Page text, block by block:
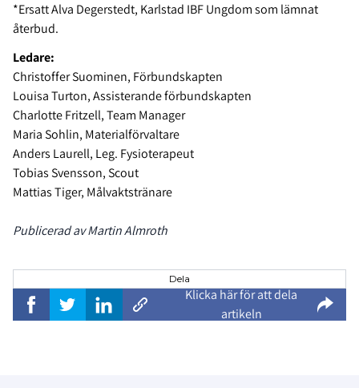
*Ersatt Alva Degerstedt, Karlstad IBF Ungdom som lämnat
återbud.
Ledare:
Christoffer Suominen, Förbundskapten
Louisa Turton, Assisterande förbundskapten
Charlotte Fritzell, Team Manager
Maria Sohlin, Materialförvaltare
Anders Laurell, Leg. Fysioterapeut
Tobias Svensson, Scout
Mattias Tiger, Målvaktstränare
Publicerad av Martin Almroth
Dela
Klicka här för att dela
artikeln